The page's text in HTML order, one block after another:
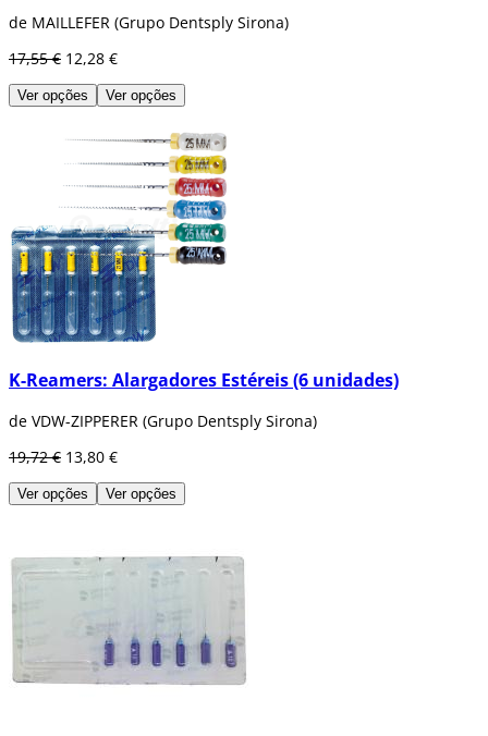
de MAILLEFER (Grupo Dentsply Sirona)
17,55 € 12,28 €
Ver opções Ver opções
K-Reamers: Alargadores Estéreis (6 unidades)
de VDW-ZIPPERER (Grupo Dentsply Sirona)
19,72 € 13,80 €
Ver opções Ver opções